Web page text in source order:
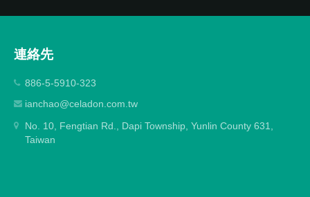
連絡先
886-5-5910-323
ianchao@celadon.com.tw
No. 10, Fengtian Rd., Dapi Township, Yunlin County 631,
Taiwan